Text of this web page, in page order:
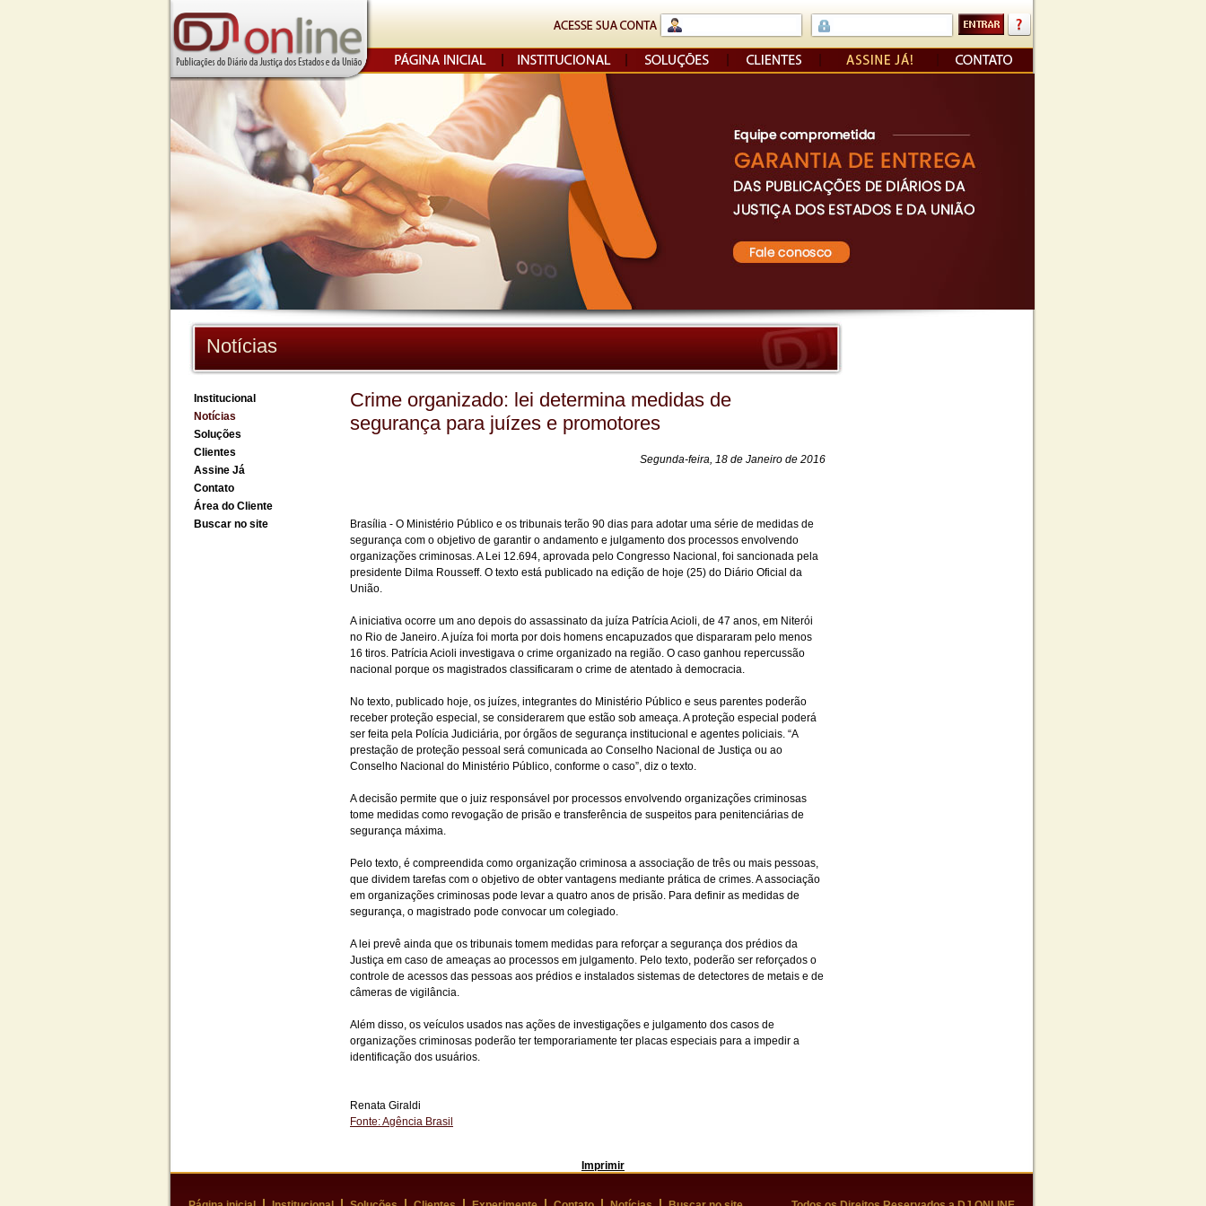
Notícias
Institucional
Notícias
Soluções
Clientes
Assine Já
Contato
Área do Cliente
Buscar no site
Crime organizado: lei determina medidas de
segurança para juízes e promotores
Segunda-feira, 18 de Janeiro de 2016
Brasília - O Ministério Público e os tribunais terão 90 dias para adotar uma série de medidas de
segurança com o objetivo de garantir o andamento e julgamento dos processos envolvendo
organizações criminosas. A Lei 12.694, aprovada pelo Congresso Nacional, foi sancionada pela
presidente Dilma Rousseff. O texto está publicado na edição de hoje (25) do Diário Oficial da
União.
A iniciativa ocorre um ano depois do assassinato da juíza Patrícia Acioli, de 47 anos, em Niterói
no Rio de Janeiro. A juíza foi morta por dois homens encapuzados que dispararam pelo menos
16 tiros. Patrícia Acioli investigava o crime organizado na região. O caso ganhou repercussão
nacional porque os magistrados classificaram o crime de atentado à democracia.
No texto, publicado hoje, os juízes, integrantes do Ministério Público e seus parentes poderão
receber proteção especial, se considerarem que estão sob ameaça. A proteção especial poderá
ser feita pela Polícia Judiciária, por órgãos de segurança institucional e agentes policiais. “A
prestação de proteção pessoal será comunicada ao Conselho Nacional de Justiça ou ao
Conselho Nacional do Ministério Público, conforme o caso”, diz o texto.
A decisão permite que o juiz responsável por processos envolvendo organizações criminosas
tome medidas como revogação de prisão e transferência de suspeitos para penitenciárias de
segurança máxima.
Pelo texto, é compreendida como organização criminosa a associação de três ou mais pessoas,
que dividem tarefas com o objetivo de obter vantagens mediante prática de crimes. A associação
em organizações criminosas pode levar a quatro anos de prisão. Para definir as medidas de
segurança, o magistrado pode convocar um colegiado.
A lei prevê ainda que os tribunais tomem medidas para reforçar a segurança dos prédios da
Justiça em caso de ameaças ao processos em julgamento. Pelo texto, poderão ser reforçados o
controle de acessos das pessoas aos prédios e instalados sistemas de detectores de metais e de
câmeras de vigilância.
Além disso, os veículos usados nas ações de investigações e julgamento dos casos de
organizações criminosas poderão ter temporariamente ter placas especiais para a impedir a
identificação dos usuários.
Renata Giraldi
Fonte: Agência Brasil
Imprimir